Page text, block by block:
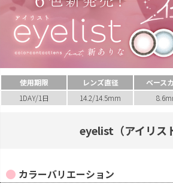
使用期限 レンズ直径 ベース
1DAY/1日
14.2/14.5mm
eyelist（アイリス
カラーバリエーション